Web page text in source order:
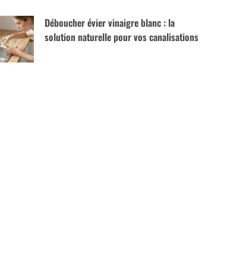
Déboucher évier vinaigre blanc : la
solution naturelle pour vos canalisations